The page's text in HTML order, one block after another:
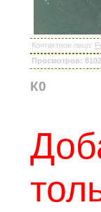
Контактное лицо:
Просмотров:
К0